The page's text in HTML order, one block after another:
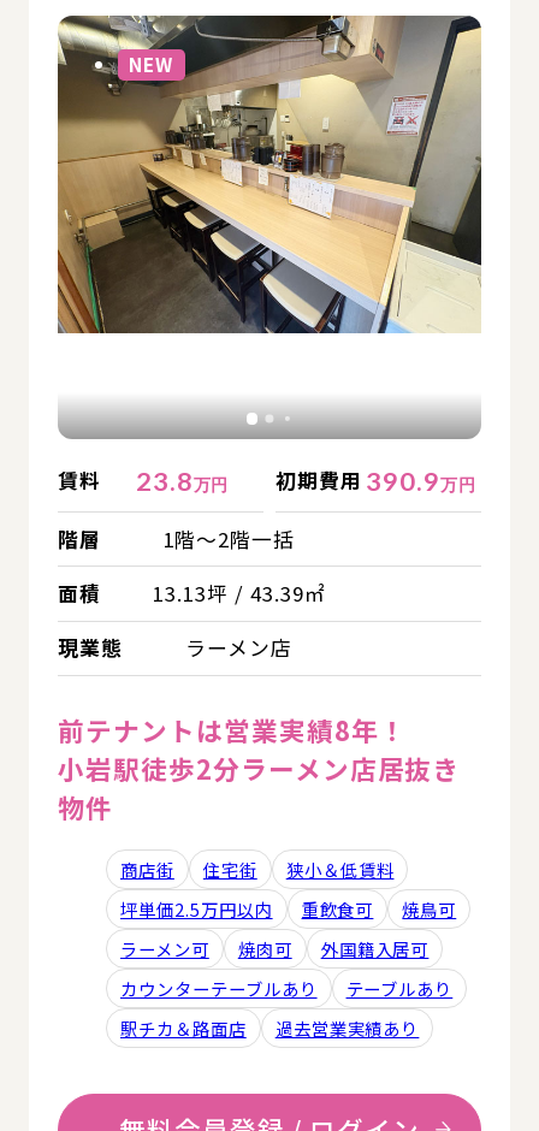
NEW
賃料 23.8万円 初期費用 390.9万円
階層
1階～2階一括
面積
13.13坪 / 43.39㎡
現業態
ラーメン店
前テナントは営業実績8年！
小岩駅徒歩2分ラーメン店居抜き
物件
商店街 住宅街
狭小＆低賃料
坪単価2.5万円以内
重飲食可
焼鳥可
ラーメン可
焼肉可
外国籍入居可
カウンターテーブルあり
テーブルあり
駅チカ＆路面店
過去営業実績あり